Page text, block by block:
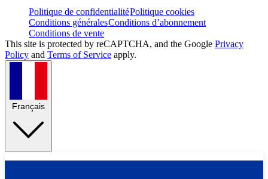
Politique de confidentialitéPolitique cookies
Conditions généralesConditions d’abonnement
Conditions de vente
This site is protected by reCAPTCHA, and the Google Privacy
Policy and Terms of Service apply.
Français